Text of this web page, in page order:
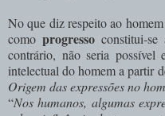
No que diz respeito ao
comoprogresso constitui-
contrário, não seria possível
intelectual do homem a partir
Origem das expressões no
“Nos humanos, algu­mas